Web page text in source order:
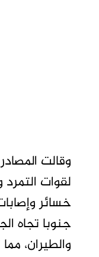
وقالت
لقوات
خسائر
جنوبا تجاه
والطيران،